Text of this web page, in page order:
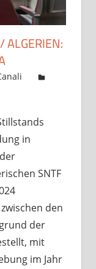
ALGERIEN:
in
SNTF
den
der
mit
im Jahr